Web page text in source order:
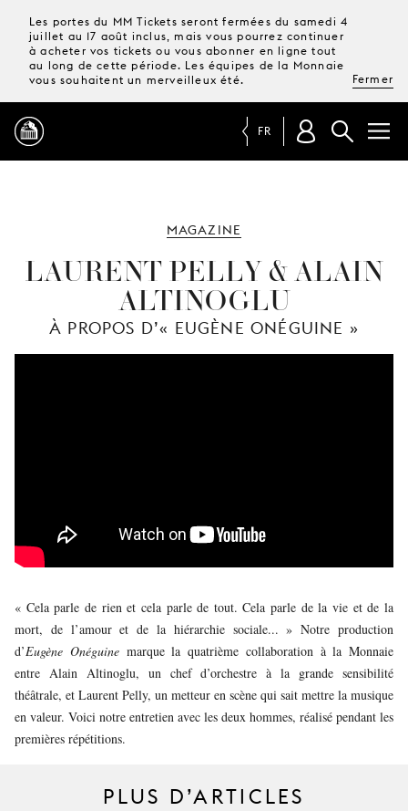
Les portes du MM Tickets seront fermées du samedi 4
juillet au 17 août inclus, mais vous pourrez continuer
à acheter vos tickets ou vous abonner en ligne tout
au long de cette période. Les équipes de la Monnaie
vous souhaitent un merveilleux été.
Fermer
TICKETS &
ABONNEMENTS
NOUS
FR
MAGAZINE
LAURENT PELLY & ALAIN
ALTINOGLU
À PROPOS D’« EUGÈNE ONÉGUINE »
« Cela parle de rien et cela parle de tout. Cela parle de la vie et de la
mort, de l’amour et de la hiérarchie sociale... » Notre production
d’Eugène Onéguinemarque la quatrième collaboration à la Monnaie
entre Alain Altinoglu, un chef d’orchestre à la grande sensibilité
théâtrale, et Laurent Pelly, un metteur en scène qui sait mettre la musique
en valeur. Voici notre entretien avec les deux hommes, réalisé pendant les
premières répétitions.
PLUS D’ARTICLES